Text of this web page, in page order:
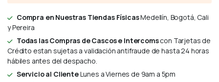
Compra en Nuestras Tiendas FísicasMedellín, Bogotá, Cali
y Pereira
Todas las Compras de Cascos e Intercomscon Tarjetas de
Crédito estan sujetas a validación antifraude de hasta 24 horas
hábiles antes del despacho.
Servicio al ClienteLunes a Viernes de 9am a 5pm